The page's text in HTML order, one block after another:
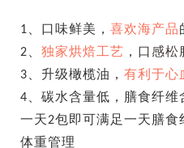
1、口味鲜美， 喜欢海产品
2、 独家烘焙工艺 ， 口感松
3、升级橄榄油， 有利于心
4、碳水含量低，膳食纤维
一天2包即可满足一天膳食
体重管理